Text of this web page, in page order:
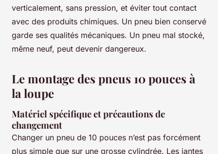
verticalement, sans pression, et éviter tout contact
avec des produits chimiques. Un pneu bien conservé
garde ses qualités mécaniques. Un pneu mal stocké,
même neuf, peut devenir dangereux.
Le montage des pneus 10 pouces à
la loupe
Matériel spécifique et précautions de
changement
Changer un pneu de 10 pouces n’est pas forcément
plus simple que sur une grosse cylindrée. Les jantes